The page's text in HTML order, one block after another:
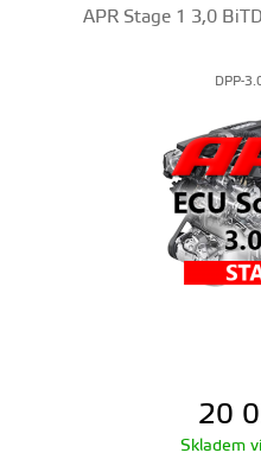
APR Stage 1 3,0
DPP-
20
Skladem